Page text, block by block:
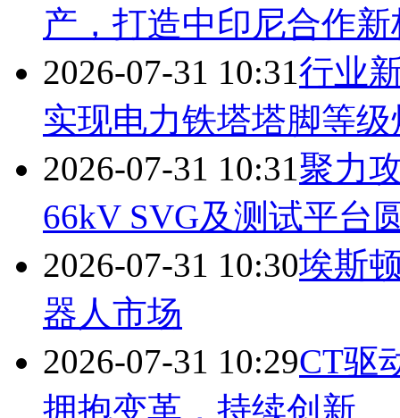
产，打造中印尼合作
2026-07-31 10:31行业
实现电力铁塔塔脚等级
2026-07-31 10:31 聚力
66kV SVG及测试平台
2026-07-31 10:30埃斯
器人市场
2026-07-31 10:29CT驱
拥抱变革，持续创新